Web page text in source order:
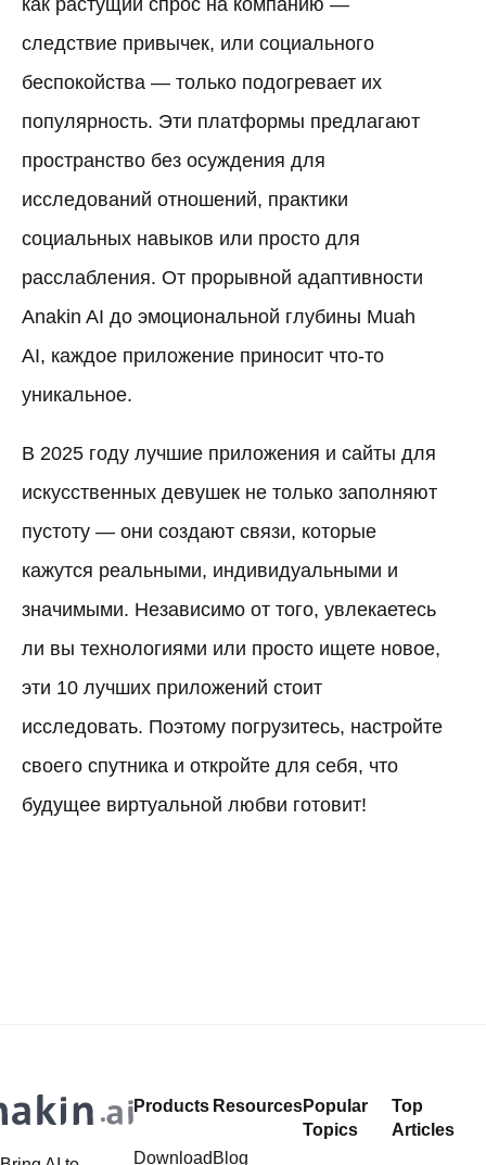
как растущий спрос на компанию —
следствие привычек, или социального
беспокойства — только подогревает их
популярность. Эти платформы предлагают
пространство без осуждения для
исследований отношений, практики
социальных навыков или просто для
расслабления. От прорывной адаптивности
Anakin AI до эмоциональной глубины Muah
AI, каждое приложение приносит что-то
уникальное.
В 2025 году лучшие приложения и сайты для
искусственных девушек не только заполняют
пустоту — они создают связи, которые
кажутся реальными, индивидуальными и
значимыми. Независимо от того, увлекаетесь
ли вы технологиями или просто ищете новое,
эти 10 лучших приложений стоит
исследовать. Поэтому погрузитесь, настройте
своего спутника и откройте для себя, что
будущее виртуальной любви готовит!
Products
Download
Resources
Blog
Popular
Topics
Top
Articles